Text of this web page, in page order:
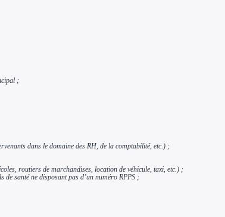
;
dans le domaine des RH, de la comptabilité, etc.) ;
routiers de marchandises, location de véhicule, taxi, etc.) ;
santé ne disposant pas d’un numéro RPPS ;